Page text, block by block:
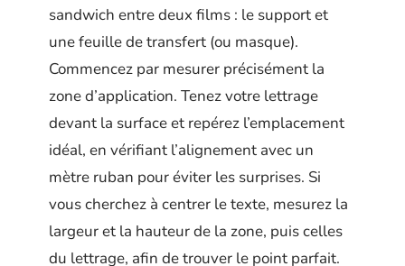
sandwich entre deux films : le support et
une feuille de transfert (ou masque).
Commencez par mesurer précisément la
zone d’application. Tenez votre lettrage
devant la surface et repérez l’emplacement
idéal, en vérifiant l’alignement avec un
mètre ruban pour éviter les surprises. Si
vous cherchez à centrer le texte, mesurez la
largeur et la hauteur de la zone, puis celles
du lettrage, afin de trouver le point parfait.